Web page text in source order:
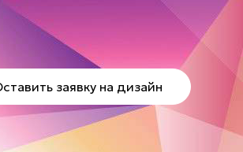
заявку на дизайн